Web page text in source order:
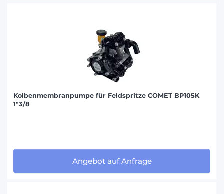
Kolbenmembranpumpe für Feldspritze COMET BP105K
1"3/8
Angebot auf Anfrage